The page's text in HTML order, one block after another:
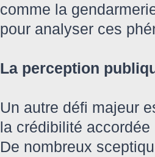
comme la
pour analyser ces
La perception
Un autre défi majeur
la crédibilité
De nombreux